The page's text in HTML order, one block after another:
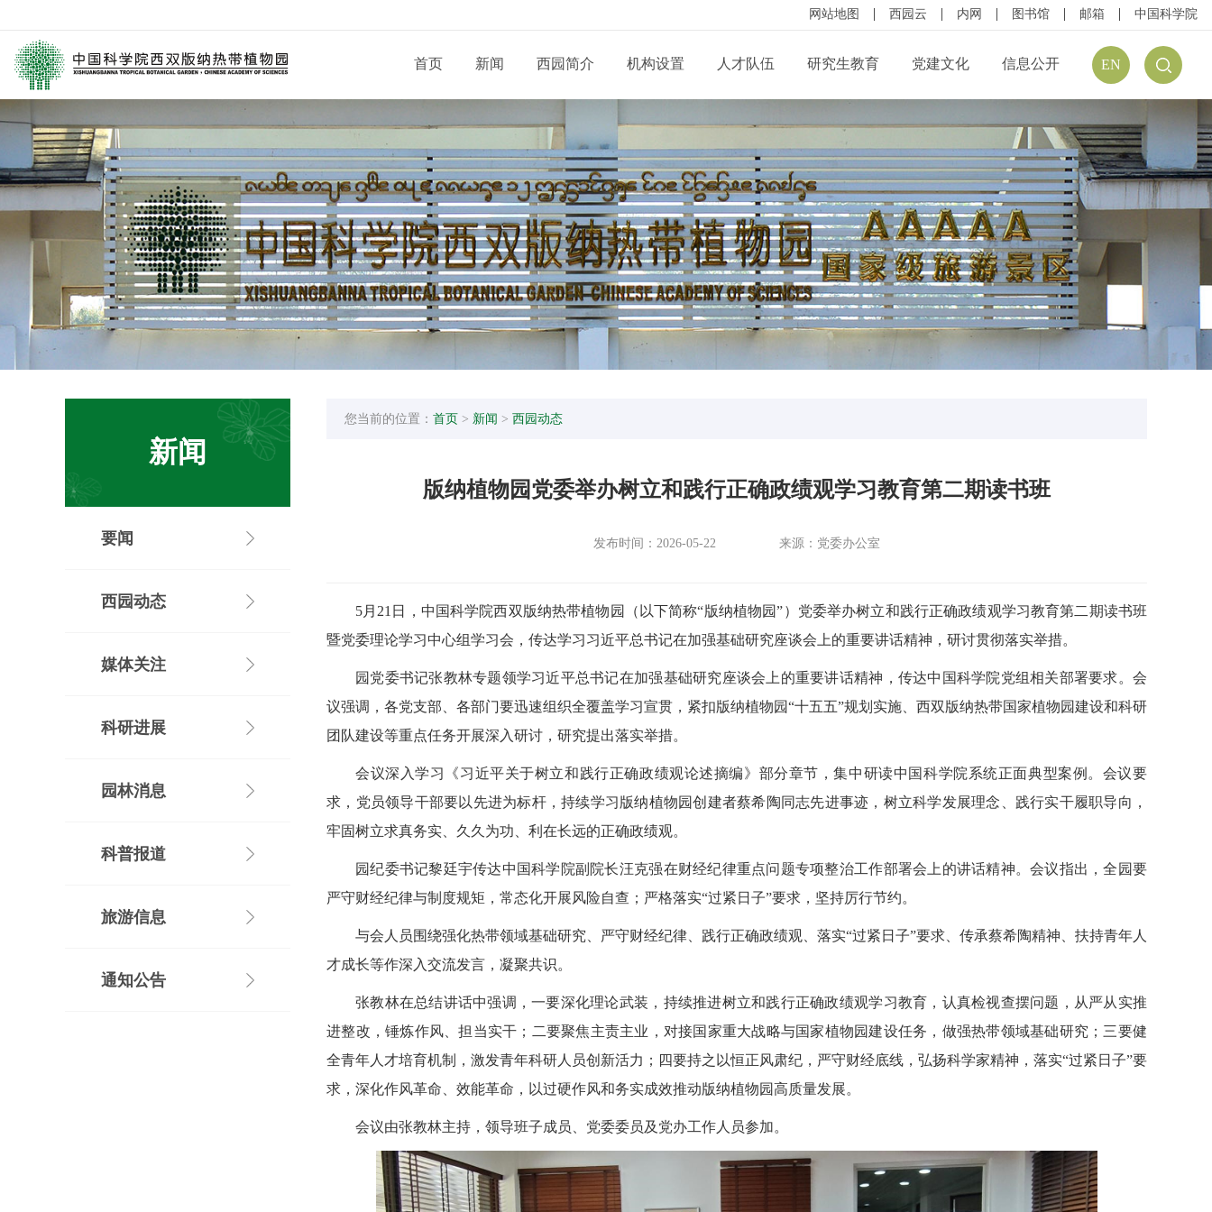
网站地图 西园云 内网 图书馆 邮箱 中国科学院
首页 新闻
媒体关注 科研进展
园林消息 科普报道
旅游信息 通知公告
西园简介
历任领导 党委和纪委
学术委员会 学位委员会
西园历史 形象标识
数字园区
机构设置
业务机构 支撑系统
人才队伍
实验系列 其他系列
青促会小组 博士后流动站
人才招聘
研究生教育
招生信息 培养管理
学位学科 导师队伍
学生工作 服务指南
联系我们
党建文化
群团天地 廉政建设
党务公开 文化建设
党建专题 学习资源
信息公开
信息公开目录 预（决）算公开
依申请公开 年度报告
联系方式
EN
新闻
要闻
西园动态
媒体关注
科研进展
园林消息
科普报道
旅游信息
通知公告
您当前的位置： 首页 > 新闻 > 西园动态
版纳植物园党委举办树立和践行正确政绩观学习教育第二期读书班
发布时间：2026-05-22 来源：党委办公室
5月21日，中国科学院西双版纳热带植物园（以下简称“版纳植物园”）党委举办树立和践行正确政绩观学习教育第二期读书班
暨党委理论学习中心组学习会，传达学习习近平总书记在加强基础研究座谈会上的重要讲话精神，研讨贯彻落实举措。
园党委书记张教林专题领学习近平总书记在加强基础研究座谈会上的重要讲话精神，传达中国科学院党组相关部署要求。会
议强调，各党支部、各部门要迅速组织全覆盖学习宣贯，紧扣版纳植物园“十五五”规划实施、西双版纳热带国家植物园建设和科研
团队建设等重点任务开展深入研讨，研究提出落实举措。
会议深入学习《习近平关于树立和践行正确政绩观论述摘编》部分章节，集中研读中国科学院系统正面典型案例。会议要
求，党员领导干部要以先进为标杆，持续学习版纳植物园创建者蔡希陶同志先进事迹，树立科学发展理念、践行实干履职导向，
牢固树立求真务实、久久为功、利在长远的正确政绩观。
园纪委书记黎廷宇传达中国科学院副院长汪克强在财经纪律重点问题专项整治工作部署会上的讲话精神。会议指出，全园要
严守财经纪律与制度规矩，常态化开展风险自查；严格落实“过紧日子”要求，坚持厉行节约。
与会人员围绕强化热带领域基础研究、严守财经纪律、践行正确政绩观、落实“过紧日子”要求、传承蔡希陶精神、扶持青年人
才成长等作深入交流发言，凝聚共识。
张教林在总结讲话中强调，一要深化理论武装，持续推进树立和践行正确政绩观学习教育，认真检视查摆问题，从严从实推
进整改，锤炼作风、担当实干；二要聚焦主责主业，对接国家重大战略与国家植物园建设任务，做强热带领域基础研究；三要健
全青年人才培育机制，激发青年科研人员创新活力；四要持之以恒正风肃纪，严守财经底线，弘扬科学家精神，落实“过紧日子”要
求，深化作风革命、效能革命，以过硬作风和务实成效推动版纳植物园高质量发展。
会议由张教林主持，领导班子成员、党委委员及党办工作人员参加。